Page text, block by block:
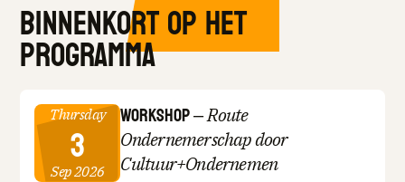
Binnenkort op het
programma
Thursday
3
Sep 2026
Workshop–Route
Ondernemerschap door
Cultuur+Ondernemen